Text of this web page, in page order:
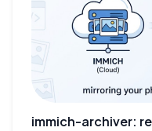
immich-archiver: